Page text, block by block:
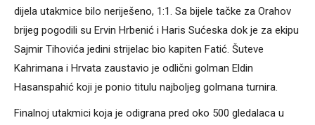
dijela utakmice bilo neriješeno, 1:1. Sa bijele tačke za Orahov
brijeg pogodili su Ervin Hrbenić i Haris Sućeska dok je za ekipu
Sajmir Tihovića jedini strijelac bio kapiten Fatić. Šuteve
Kahrimana i Hrvata zaustavio je odlični golman Eldin
Hasanspahić koji je ponio titulu najboljeg golmana turnira.
Finalnoj utakmici koja je odigrana pred oko 500 gledalaca u